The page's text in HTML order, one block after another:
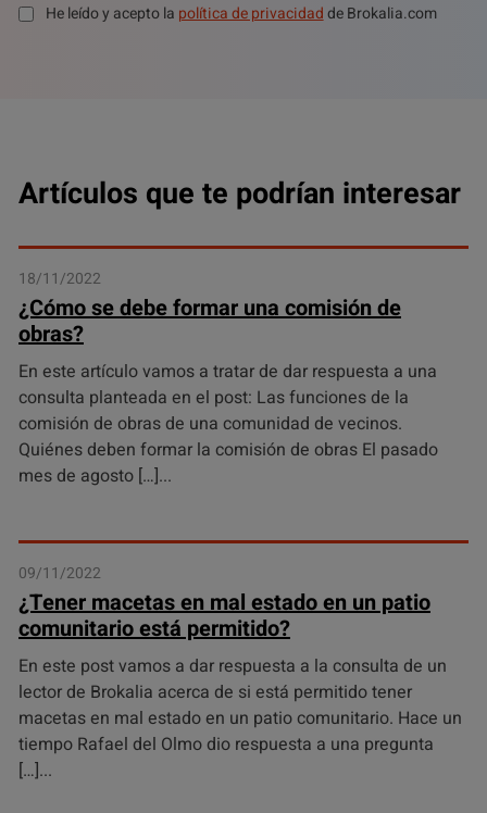
He leído y acepto la política de privacidadde Brokalia.com
Artículos que te podrían interesar
18/11/2022
¿Cómo se debe formar una comisión de
obras?
En este artículo vamos a tratar de dar respuesta a una
consulta planteada en el post: Las funciones de la
comisión de obras de una comunidad de vecinos.
Quiénes deben formar la comisión de obras El pasado
mes de agosto […]
09/11/2022
¿Tener macetas en mal estado en un patio
comunitario está permitido?
En este post vamos a dar respuesta a la consulta de un
lector de Brokalia acerca de si está permitido tener
macetas en mal estado en un patio comunitario. Hace un
tiempo Rafael del Olmo dio respuesta a una pregunta
[…]